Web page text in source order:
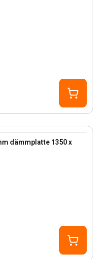
dämmplatte 1350 x